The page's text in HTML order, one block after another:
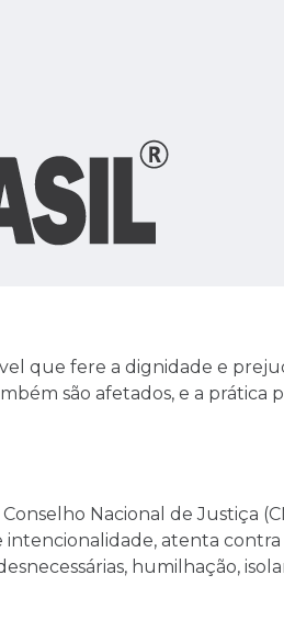
que fere a dignidade e
são afetados, e a prática
Conselho Nacional de
atenta
humilhação,